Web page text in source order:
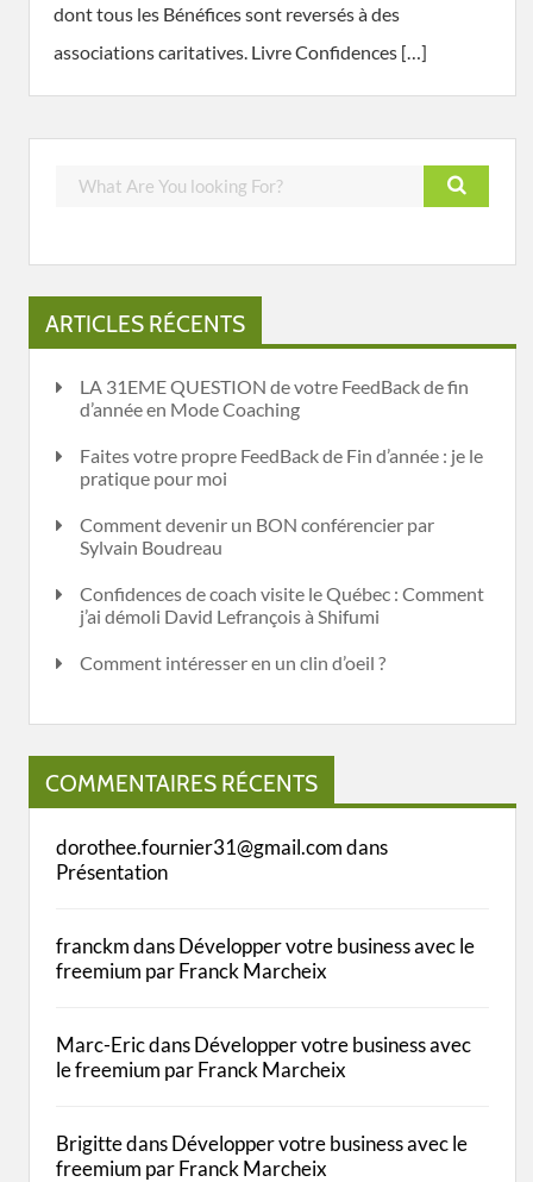
dont tous les Bénéfices sont reversés à des
associations caritatives. Livre Confidences […]
ARTICLES RÉCENTS
LA 31EME QUESTION de votre FeedBack de fin
d’année en Mode Coaching
Faites votre propre FeedBack de Fin d’année : je le
pratique pour moi
Comment devenir un BON conférencier par
Sylvain Boudreau
Confidences de coach visite le Québec : Comment
j’ai démoli David Lefrançois à Shifumi
Comment intéresser en un clin d’oeil ?
COMMENTAIRES RÉCENTS
dorothee.fournier31@gmail.comdans
Présentation
franckmdansDévelopper votre business avec le
freemium par Franck Marcheix
Marc-EricdansDévelopper votre business avec
le freemium par Franck Marcheix
BrigittedansDévelopper votre business avec le
freemium par Franck Marcheix